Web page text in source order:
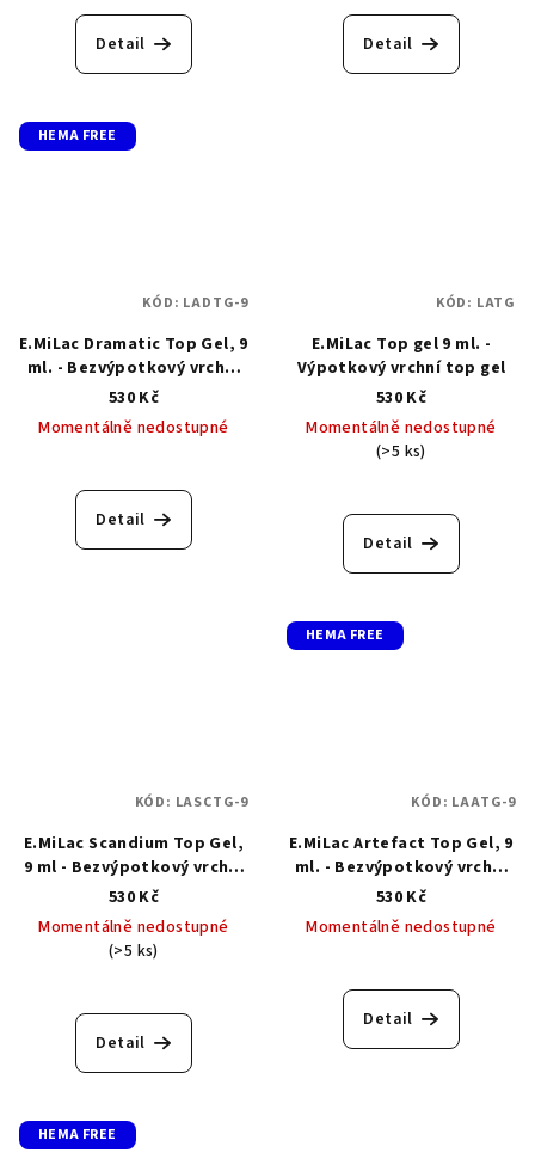
Detail Detail
HEMA FREE
E.MiLac Dramatic Top Gel, 9
ml. - Bezvýpotkový vrchní
top gel s drobnými
vločkami
530 Kč
Momentálně nedostupné
Detail
KÓD: LADTG-9
E.MiLac Top gel 9 ml. -
Výpotkový vrchní top gel
530 Kč
Momentálně nedostupné
(>5 ks)
Detail
KÓD: LATG
E.MiLac Scandium Top Gel,
9 ml - Bezvýpotkový vrchní
top gel
530 Kč
Momentálně nedostupné
(>5 ks)
Detail
KÓD: LASCTG-9
HEMA FREE
E.MiLac Artefact Top Gel, 9
ml. - Bezvýpotkový vrchní
top gel
530 Kč
Momentálně nedostupné
Detail
KÓD: LAATG-9
HEMA FREE